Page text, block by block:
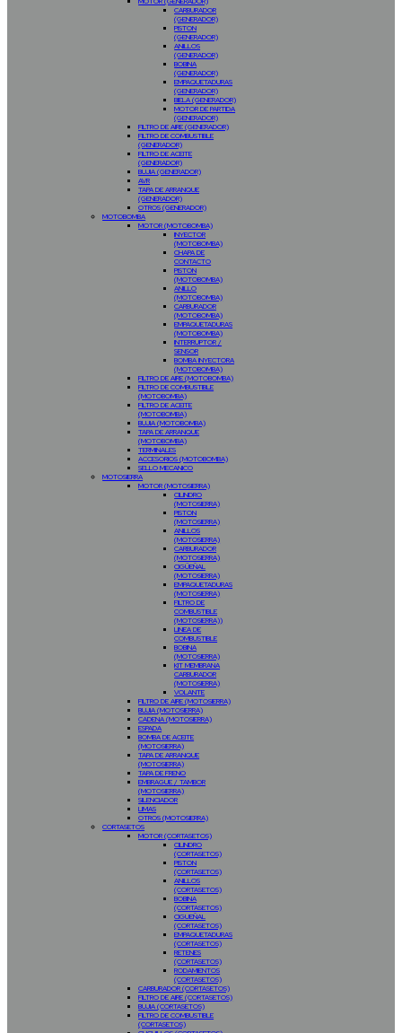
CARBURADOR
(GENERADOR)
PISTON
(GENERADOR)
ANILLOS
(GENERADOR)
BOBINA
(GENERADOR)
EMPAQUETADURAS
(GENERADOR)
BIELA (GENERADOR)
MOTOR DE PARTIDA
(GENERADOR)
FILTRO DE AIRE (GENERADOR)
FILTRO DE COMBUSTIBLE
(GENERADOR)
FILTRO DE ACEITE
(GENERADOR)
BUJIA (GENERADOR)
AVR
TAPA DE ARRANQUE
(GENERADOR)
OTROS (GENERADOR)
MOTOBOMBA
MOTOR (MOTOBOMBA)
INYECTOR
(MOTOBOMBA)
CHAPA DE
CONTACTO
PISTON
(MOTOBOMBA)
ANILLO
(MOTOBOMBA)
CARBURADOR
(MOTOBOMBA)
EMPAQUETADURAS
(MOTOBOMBA)
INTERRUPTOR /
SENSOR
BOMBA INYECTORA
(MOTOBOMBA)
FILTRO DE AIRE (MOTOBOMBA)
FILTRO DE COMBUSTIBLE
(MOTOBOMBA)
FILTRO DE ACEITE
(MOTOBOMBA)
BUJIA (MOTOBOMBA)
TAPA DE ARRANQUE
(MOTOBOMBA)
TERMINALES
ACCESORIOS (MOTOBOMBA)
SELLO MECANICO
MOTOSIERRA
MOTOR (MOTOSIERRA)
CILINDRO
(MOTOSIERRA)
PISTON
(MOTOSIERRA)
ANILLOS
(MOTOSIERRA)
CARBURADOR
(MOTOSIERRA)
CIGÜEÑAL
(MOTOSIERRA)
EMPAQUETADURAS
(MOTOSIERRA)
FILTRO DE
COMBUSTIBLE
(MOTOSIERRA))
LINEA DE
COMBUSTIBLE
BOBINA
(MOTOSIERRA)
KIT MEMBRANA
CARBURADOR
(MOTOSIERRA)
VOLANTE
FILTRO DE AIRE (MOTOSIERRA)
BUJIA (MOTOSIERRA)
CADENA (MOTOSIERRA)
ESPADA
BOMBA DE ACEITE
(MOTOSIERRA)
TAPA DE ARRANQUE
(MOTOSIERRA)
TAPA DE FRENO
EMBRAGUE / TAMBOR
(MOTOSIERRA)
SILENCIADOR
LIMAS
OTROS (MOTOSIERRA)
CORTASETOS
MOTOR (CORTASETOS)
CILINDRO
(CORTASETOS)
PISTON
(CORTASETOS)
ANILLOS
(CORTASETOS)
BOBINA
(CORTASETOS)
CIGUEÑAL
(CORTASETOS)
EMPAQUETADURAS
(CORTASETOS)
RETENES
(CORTASETOS)
RODAMIENTOS
(CORTASETOS)
CARBURADOR (CORTASETOS)
FILTRO DE AIRE (CORTASETOS)
BUJIA (CORTASETOS)
FILTRO DE COMBUSTIBLE
(CORTASETOS)